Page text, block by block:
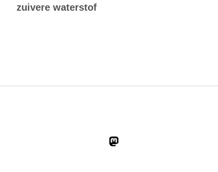
zuivere waterstof